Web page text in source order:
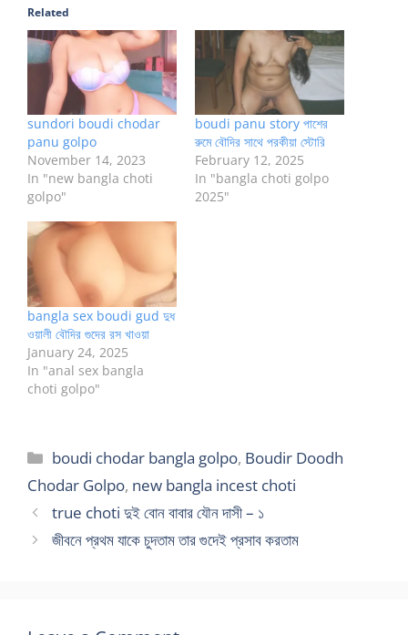
Related
sundori boudi chodar
panu golpo
November 14, 2023
In "new bangla choti
golpo"
boudi panu story পাশের
রুমে বৌদির সাথে পরকীয়া স্টোরি
February 12, 2025
In "bangla choti golpo
2025"
bangla sex boudi gud দুধ
ওয়ালী বৌদির গুদের রস খাওয়া
January 24, 2025
In "anal sex bangla
choti golpo"
Categories
boudi chodar bangla golpo, Boudir Doodh
Chodar Golpo, new bangla incest choti
true choti দুই বোন বাবার যৌন দাসী – ১
জীবনে প্রথম যাকে চুদতাম তার গুদেই প্রসাব করতাম